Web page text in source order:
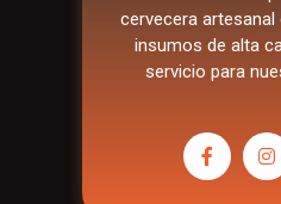
cervecera
insumos de alta
servicio para